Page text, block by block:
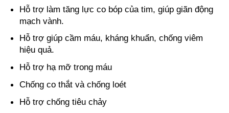
Hỗ trợ làm tăng lực co bóp của tim, giúp giãn động
mạch vành.
Hỗ trợ giúp cầm máu, kháng khuẩn, chống viêm
hiệu quả.
Hỗ trợ hạ mỡ trong máu
Chống co thắt và chống loét
Hỗ trợ chống tiêu chảy